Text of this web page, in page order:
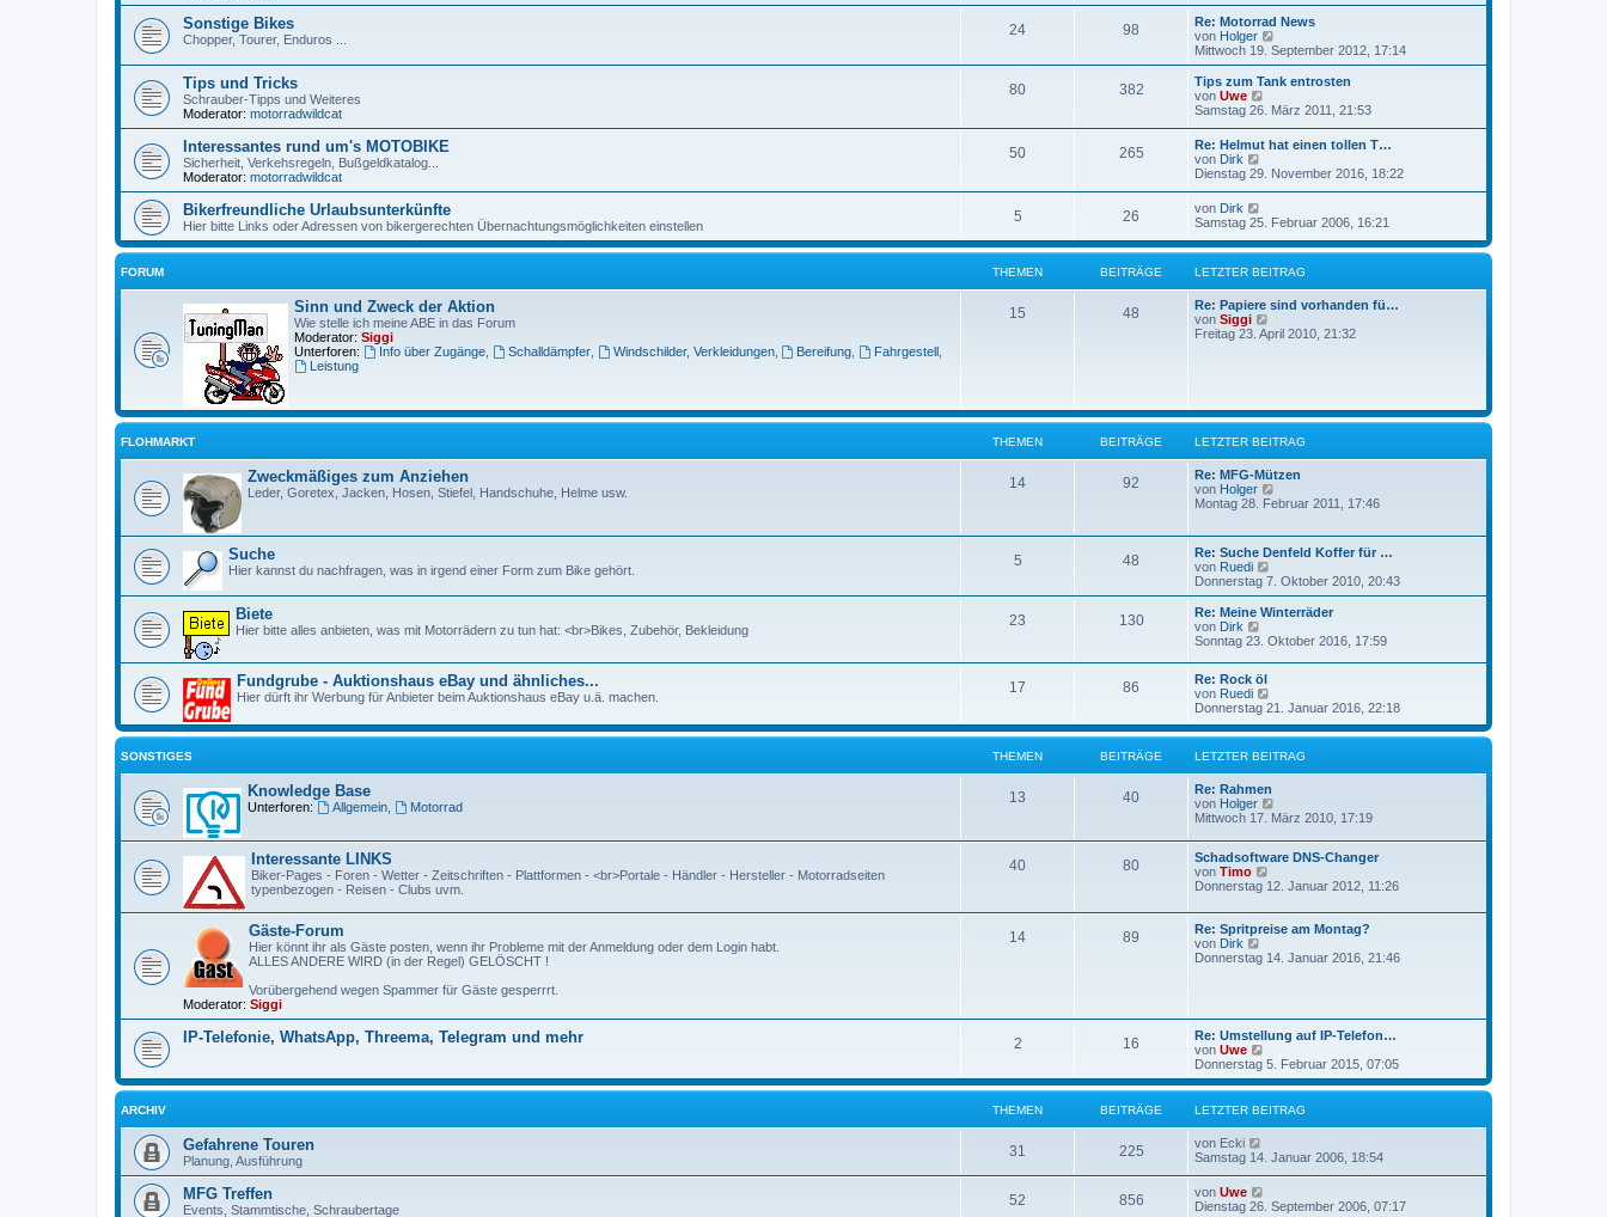
r
a
g
B
e
i
t
r
a
g
t
e
r
B
e
t
r
a
Sonstige Bikes
Chopper, Tourer, Enduros ...
24 98
Re: Motorrad News
von Holger
e
u
e
t
B
i
t
a
Mittwoch 19. September 2012, 17:14
Tips und Tricks
Schrauber-Tipps und Weiteres
Moderator: motorradwildcat
80 382
Tips zum Tank entrosten
von Uwe
e
s
e
r
e
i
t
r
a
g
Samstag 26. März 2011, 21:53
Interessantes rund um's MOTOBIKE
Sicherheit, Verkehsregeln, Bußgeldkatalog...
Moderator: motorradwildcat
50 265
Re: Helmut hat einen tollen T…
von Dirk
e
s
t
e
r
B
e
i
t
r
a
Dienstag 29. November 2016, 18:22
Bikerfreundliche Urlaubsunterkünfte
Hier bitte Links oder Adressen von bikergerechten Übernachtungsmöglichkeiten einstellen
5 26 von Dirk
e
e
t
e
r
B
e
g
Samstag 25. Februar 2006, 16:21
FORUM THEMEN BEITRÄGE LETZTER BEITRAG
Sinn und Zweck der Aktion
Wie stelle ich meine ABE in das Forum
Moderator: Siggi
Unterforen:
Info über Zugänge, Schalldämpfer, Windschilder, Verkleidungen, Bereifung Fahrgestell
Leistung
15 48
Re: Papiere sind vorhanden fü…
von Siggi
e
r
e
i
t
r
a
Freitag 23. April 2010, 21:32
FLOHMARKT THEMEN BEITRÄGE LETZTER BEITRAG
Zweckmäßiges zum Anziehen
Leder, Goretex, Jacken, Hosen, Stiefel, Handschuhe, Helme usw.
14 92
Re: MFG-Mützen
von Holger
e
t
r
B
e
t
r
Montag 28. Februar 2011, 17:46
Suche
Hier kannst du nachfragen, was in irgend einer Form zum Bike gehört.
5 48
Re: Suche Denfeld Koffer für …
von Ruedi
e
u
e
t
r
i
t
r
a
Donnerstag 7. Oktober 2010, 20:43
Biete
Hier bitte alles anbieten, was mit Motorrädern zu tun hat: <br>Bikes, Zubehör, Bekleidung
23 130
Re: Meine Winterräder
von Dirk
e
e
s
t
e
r
B
e
r
a
g
Sonntag 23. Oktober 2016, 17:59
Fundgrube - Auktionshaus eBay und ähnliches...
Hier dürft ihr Werbung für Anbieter beim Auktionshaus eBay u.ä. machen.
17 86
Re: Rock öl
von Ruedi
e
e
s
t
e
r
B
e
r
a
g
Donnerstag 21. Januar 2016, 22:18
SONSTIGES THEMEN BEITRÄGE LETZTER BEITRAG
Knowledge Base
Unterforen: Allgemein, Motorrad
13 40
Re: Rahmen
von Holger
e
e
s
e
B
e
t
Mittwoch 17. März 2010, 17:19
Interessante LINKS
Biker-Pages - Foren - Wetter - Zeitschriften - Plattformen - <br>Portale - Händler - Hersteller - Motorradseiten
typenbezogen - Reisen - Clubs uvm.
40 80
Schadsoftware DNS-Changer
von Timo
e
e
s
e
r
a
g
Donnerstag 12. Januar 2012, 11:26
Gäste-Forum
Hier könnt ihr als Gäste posten, wenn ihr Probleme mit der Anmeldung oder dem Login habt.
ALLES ANDERE WIRD (in der Regel) GELÖSCHT !
Vorübergehend wegen Spammer für Gäste gesperrrt.
Moderator: Siggi
14 89
Re: Spritpreise am Montag?
von Dirk
e
e
r
B
e
i
r
a
Donnerstag 14. Januar 2016, 21:46
IP-Telefonie, WhatsApp, Threema, Telegram und mehr 2 16
Re: Umstellung auf IP-Telefon…
von Uwe
e
u
e
s
B
e
Donnerstag 5. Februar 2015, 07:05
ARCHIV THEMEN BEITRÄGE LETZTER BEITRAG
Gefahrene Touren
Planung, Ausführung
31 225 von Ecki
e
s
t
Samstag 14. Januar 2006, 18:54
MFG Treffen
Events, Stammtische, Schraubertage
52 856 von Uwe
Dienstag 26. September 2006, 07:17